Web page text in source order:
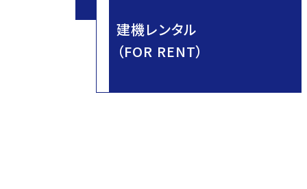
建機レンタル
（FOR RENT）